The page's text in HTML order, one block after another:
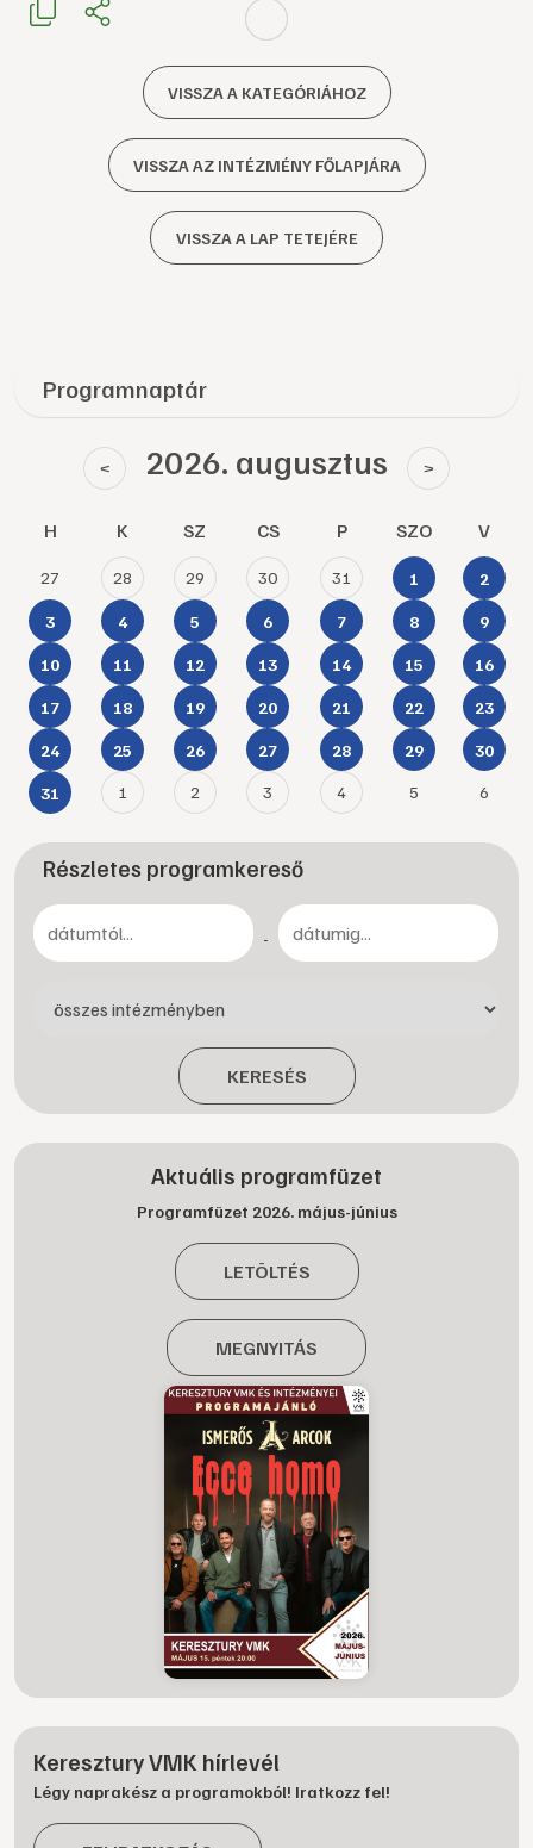
VISSZA A KATEGÓRIÁHOZ
VISSZA AZ INTÉZMÉNY FŐLAPJÁRA
VISSZA A LAP TETEJÉRE
Programnaptár
< 2026. augusztus >
H K SZ CS P SZO V
27 28 29 30 31 1 2
3 4 5 6 7 8 9
10 11 12 13 14 15 16
17 18 19 20 21 22 23
24 25 26 27 28 29 30
31 1 2 3 4 5 6
Részletes programkereső
-
KERESÉS
Aktuális programfüzet
Programfüzet 2026. május-június
LETÖLTÉS
MEGNYITÁS
Keresztury VMK hírlevél
Légy naprakész a programokból! Iratkozz fel!